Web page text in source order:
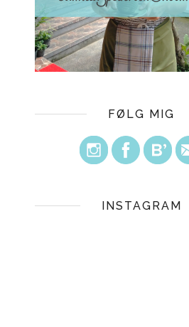
FØLG MIG
INSTAGRAM